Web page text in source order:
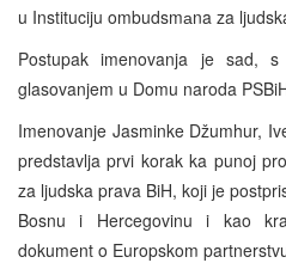
u Instituciju ombudsmаna za
Postupak imenovanja je sad, s
glasovanjem u Domu naroda
Imenovanje Jasminke Džumhur,
predstavlja prvi korak ka punoj
za ljudska prava BiH, koji je
Bosnu i Hercegovinu i kao
dokument o Europskom